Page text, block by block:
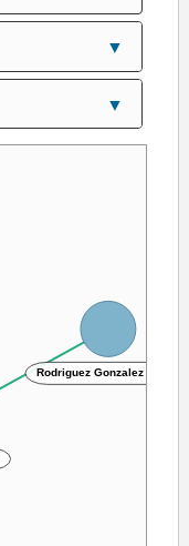
Rodriguez Gonzalez Oscar